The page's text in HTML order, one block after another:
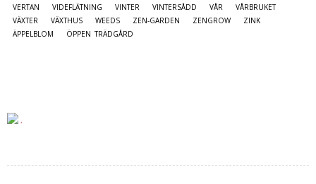
VERTAN
VIDEFLÄTNING VINTER VINTERSÅDD VÅR
VÅRBRUKET
VÄXTER
VÄXTHUS WEEDS ZEN-GARDEN ZENGROW
ZINK
ÄPPELBLOM
ÖPPEN TRÄDGÅRD